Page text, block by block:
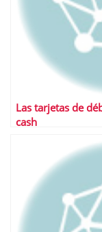
Las tarjetas de
cash